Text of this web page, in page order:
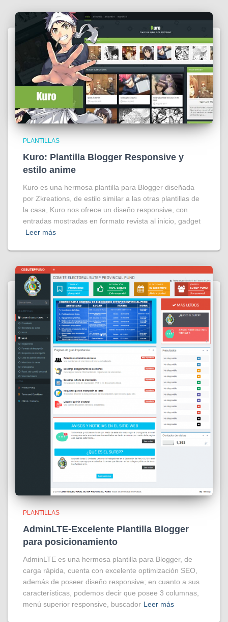
PLANTILLAS
Kuro: Plantilla Blogger Responsive y
estilo anime
Kuro es una hermosa plantilla para Blogger diseñada
por Zkreations, de estilo similar a las otras plantillas de
la casa, Kuro nos ofrece un diseño responsive, con
entradas mostradas en formato revista al inicio, gadget
Leer más
PLANTILLAS
AdminLTE-Excelente Plantilla Blogger
para posicionamiento
AdminLTE es una hermosa plantilla para Blogger, de
carga rápida, cuenta con excelente optimización SEO,
además de poseer diseño responsive; en cuanto a sus
características, podemos decir que posee 3 columnas,
menú superior responsive, buscador Leer más